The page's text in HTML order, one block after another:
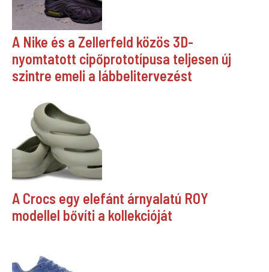
A Nike és a Zellerfeld közös 3D-
nyomtatott cipőprototípusa teljesen új
szintre emeli a lábbelitervezést
A Crocs egy elefánt árnyalatú ROY
modellel bővíti a kollekcióját